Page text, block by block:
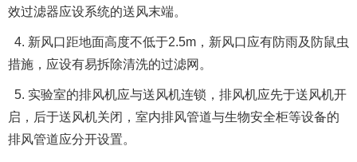
效过滤器应设系统的送风末端。
4. 新风口距地面高度不低于2.5m，新风口应有防雨及防鼠虫
措施，应设有易拆除清洗的过滤网。
5. 实验室的排风机应与送风机连锁，排风机应先于送风机开
启，后于送风机关闭，室内排风管道与生物安全柜等设备的
排风管道应分开设置。